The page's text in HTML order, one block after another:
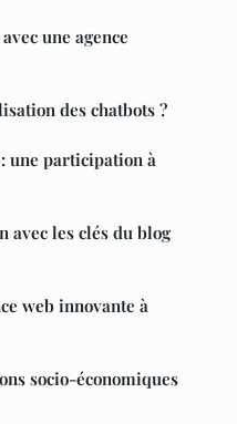
une agence
des chatbots ?
une participation à
avec les clés du blog
web innovante à
socio-économiques